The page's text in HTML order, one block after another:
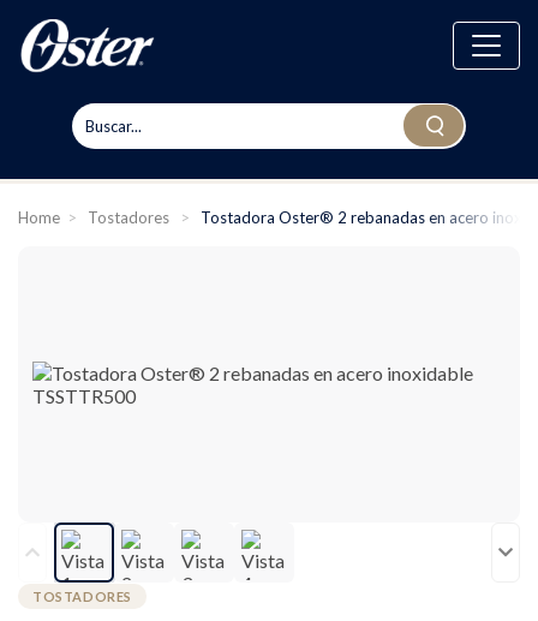
Home > Tostadores > Tostadora Oster® 2 rebanadas en acero
TOSTADORES